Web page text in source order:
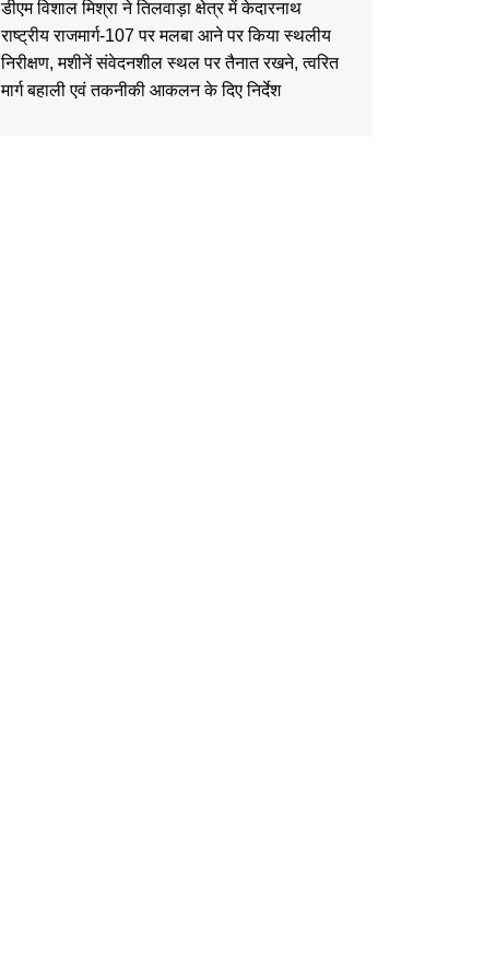
डीएम विशाल मिश्रा ने तिलवाड़ा क्षेत्र में केदारनाथ
राष्ट्रीय राजमार्ग-107 पर मलबा आने पर किया स्थलीय
निरीक्षण, मशीनें संवेदनशील स्थल पर तैनात रखने, त्वरित
मार्ग बहाली एवं तकनीकी आकलन के दिए निर्देश